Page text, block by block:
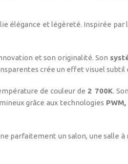
élégance et légèreté. Inspirée par
et son originalité. Son
crée un effet visuel subtil
de couleur de 2 700K. Son
grâce aux technologies
parfaitement un salon, une salle à